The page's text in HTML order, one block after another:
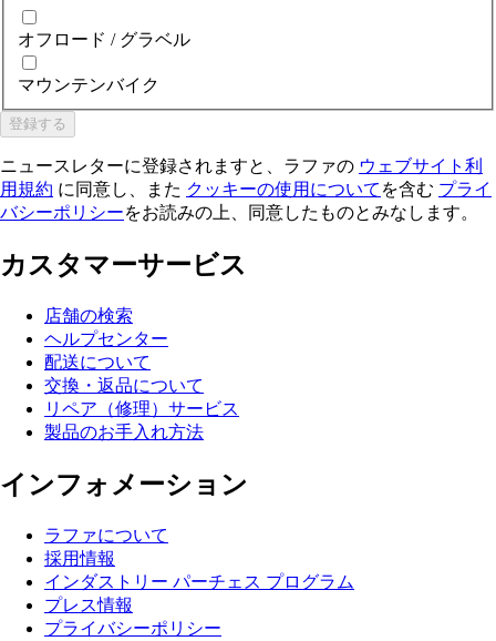
オフロード / グラベル
マウンテンバイク
登録する
ニュースレターに登録されますと、ラファの ウェブサイト利
用規約 に同意し、また クッキーの使用について を含む プライ
バシーポリシーをお読みの上、同意したものとみなします。
カスタマーサービス
店舗の検索
ヘルプセンター
配送について
交換・返品について
リペア（修理）サービス
製品のお手入れ方法
インフォメーション
ラファについて
採用情報
インダストリー パーチェス プログラム
プレス情報
プライバシーポリシー